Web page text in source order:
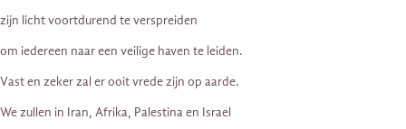
zijn licht voortdurend te verspreiden
om iedereen naar een veilige haven te leiden.
Vast en zeker zal er ooit vrede zijn op aarde.
We zullen in Iran, Afrika, Palestina en Israel